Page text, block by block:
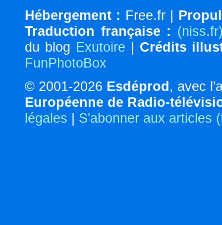
Hébergement : Free.fr |
Traduction française :
du blog Exutoire | Crédits
FunPhotoBox
© 2001-2026 Esdéprod, avec
Européenne de Radio-
légales | S'abonner aux articles